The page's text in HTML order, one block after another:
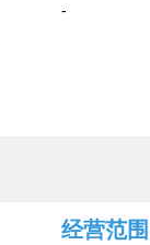
-
经营范